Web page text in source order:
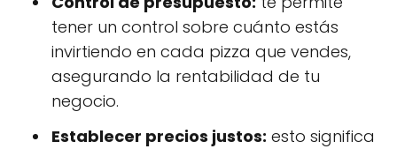
tener un control sobre cuánto estás
invirtiendo en cada pizza que vendes,
asegurando la rentabilidad de tu
negocio.
Establecer precios justos: esto significa